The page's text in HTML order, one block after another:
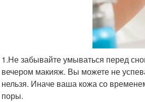
1.Не забывайте умываться перед
вечером макияж. Вы можете не
нельзя. Иначе ваша кожа со
поры.